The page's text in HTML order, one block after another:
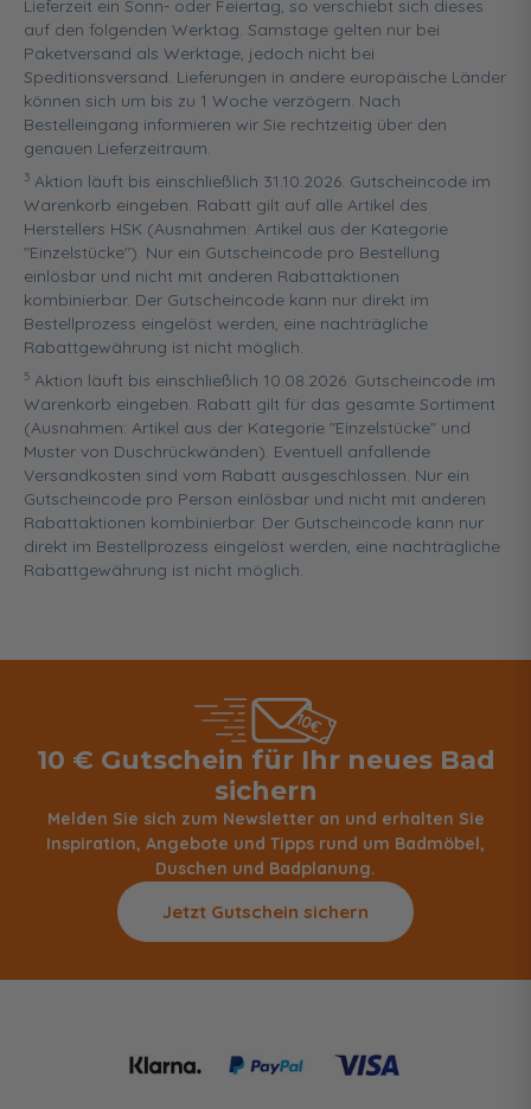
Lieferzeit ein Sonn- oder Feiertag, so verschiebt sich dieses
auf den folgenden Werktag. Samstage gelten nur bei
Paketversand als Werktage, jedoch nicht bei
Speditionsversand. Lieferungen in andere europäische Länder
können sich um bis zu 1 Woche verzögern. Nach
Bestelleingang informieren wir Sie rechtzeitig über den
genauen Lieferzeitraum.
3 Aktion läuft bis einschließlich 31.10.2026. Gutscheincode im
Warenkorb eingeben. Rabatt gilt auf alle Artikel des
Herstellers HSK (Ausnahmen: Artikel aus der Kategorie
"Einzelstücke"). Nur ein Gutscheincode pro Bestellung
einlösbar und nicht mit anderen Rabattaktionen
kombinierbar. Der Gutscheincode kann nur direkt im
Bestellprozess eingelöst werden, eine nachträgliche
Rabattgewährung ist nicht möglich.
5 Aktion läuft bis einschließlich 10.08.2026. Gutscheincode im
Warenkorb eingeben. Rabatt gilt für das gesamte Sortiment
(Ausnahmen: Artikel aus der Kategorie "Einzelstücke" und
Muster von Duschrückwänden). Eventuell anfallende
Versandkosten sind vom Rabatt ausgeschlossen. Nur ein
Gutscheincode pro Person einlösbar und nicht mit anderen
Rabattaktionen kombinierbar. Der Gutscheincode kann nur
direkt im Bestellprozess eingelöst werden, eine nachträgliche
Rabattgewährung ist nicht möglich.
10 € Gutschein für Ihr neues Bad
sichern
Melden Sie sich zum Newsletter an und erhalten Sie
Inspiration, Angebote und Tipps rund um Badmöbel,
Duschen und Badplanung.
Jetzt Gutschein sichern